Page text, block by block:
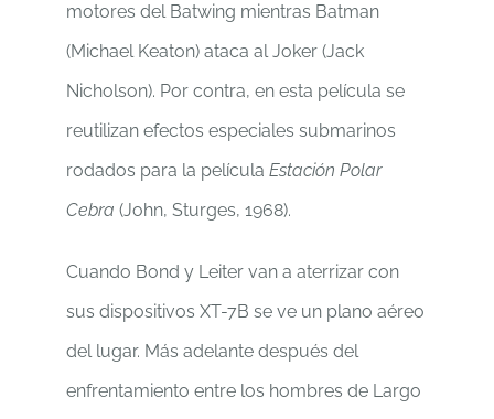
motores del Batwing mientras Batman
(Michael Keaton) ataca al Joker (Jack
Nicholson). Por contra, en esta película se
reutilizan efectos especiales submarinos
rodados para la película Estación Polar
Cebra (John, Sturges, 1968).
Cuando Bond y Leiter van a aterrizar con
sus dispositivos XT-7B se ve un plano aéreo
del lugar. Más adelante después del
enfrentamiento entre los hombres de Largo